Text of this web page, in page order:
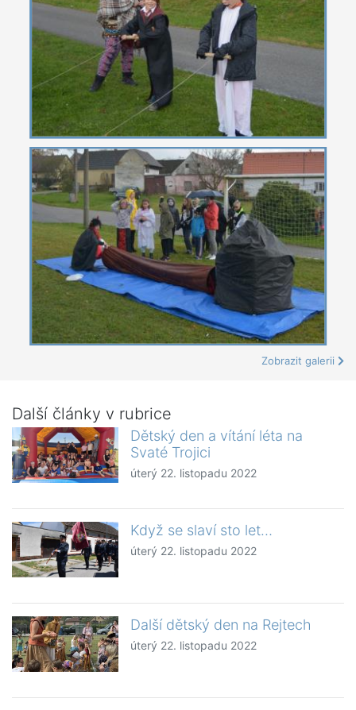
Zobrazit galerii
Další články v rubrice
Dětský den a vítání léta na
Svaté Trojici
úterý 22. listopadu 2022
Když se slaví sto let…
úterý 22. listopadu 2022
Další dětský den na Rejtech
úterý 22. listopadu 2022